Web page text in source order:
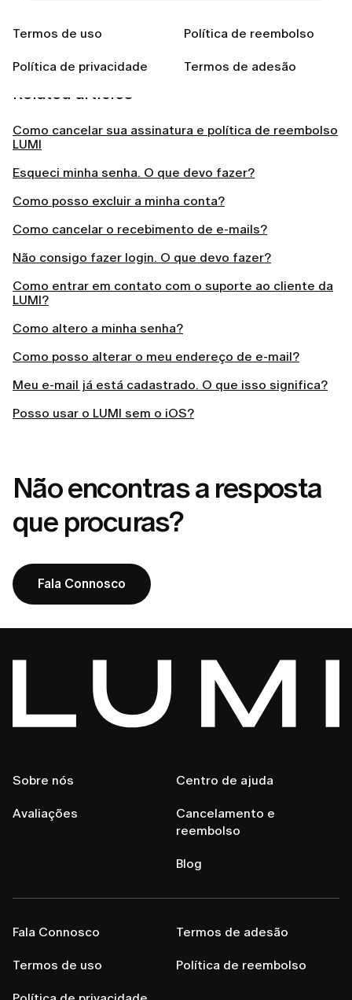
Termos de uso Política de reembolso
Política de privacidade Termos de adesão
Related articles
Como cancelar sua assinatura e política de reembolso
LUMI
Esqueci minha senha. O que devo fazer?
Como posso excluir a minha conta?
Como cancelar o recebimento de e-mails?
Não consigo fazer login. O que devo fazer?
Como entrar em contato com o suporte ao cliente da
LUMI?
Como altero a minha senha?
Como posso alterar o meu endereço de e-mail?
Meu e-mail já está cadastrado. O que isso significa?
Posso usar o LUMI sem o iOS?
Não encontras a resposta
que procuras?
Fala Connosco
Sobre nós
Avaliações
Centro de ajuda
Cancelamento e
reembolso
Blog
Fala Connosco
Termos de uso
Termos de adesão
Política de reembolso